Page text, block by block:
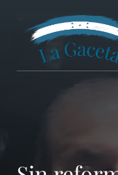
contenido